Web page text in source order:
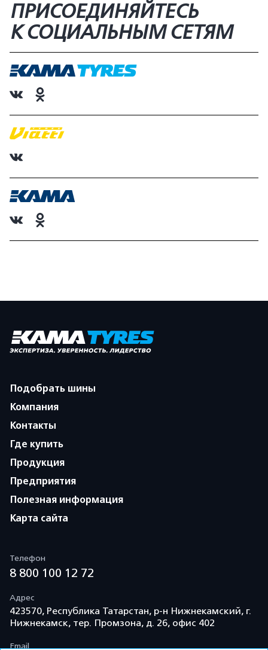
ПРИСОЕДИНЯЙТЕСЬ
К СОЦИАЛЬНЫМ СЕТЯМ
Подобрать шины
Компания
Контакты
Где купить
Продукция
Предприятия
Полезная информация
Карта сайта
Телефон
8 800 100 12 72
Адрес
423570, Республика Татарстан, р-н Нижнекамский, г.
Нижнекамск, тер. Промзона, д. 26, офис 402
Email